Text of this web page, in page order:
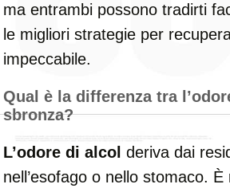
ma entrambi possono tradirti
le migliori strategie per
impeccabile.
Qual è la differenza tra
sbronza?
L’odore di alcol deriva dai
nell’esofago o nello stomaco.